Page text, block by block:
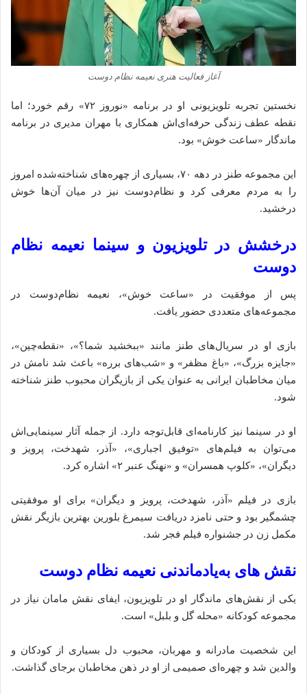
آغاز فعالیت هنری نعیمه نظام دوست
نخستین تجربه تلویزیونی او در برنامه «نوروز ۷۲» رقم خورد؛ اما
نقطه عطف زندگی حرفه‌ای‌اش همکاری با مهران مدیری در برنامه
ماندگار «ساعت خوش» بود.
این مجموعه طنز در دهه ۷۰، بسیاری از چهره‌های شناخته‌شده امروز
را به مردم معرفی کرد و نظام‌دوست نیز در میان آن‌ها خوش
درخشید.
درخشش در تلویزیون و سینما نعیمه نظام
دوست
پس از موفقیت در «ساعت خوش»، نعیمه نظام‌دوست در
مجموعه‌های متعددی حضور یافت.
بازی او در سریال‌های طنز مانند «ببخشید شما؟»، «نقطه‌چین»،
«جایزه بزرگ»، «باغ مظفر» و «شب‌های برره» باعث شد نامش در
میان مخاطبان ایرانی به عنوان یکی از بازیگران محبوب طنز شناخته
شود.
او در سینما نیز کارنامه‌ای قابل‌توجه دارد. از جمله آثار سینمایی‌اش
می‌توان به فیلم‌های «توفیق اجباری»، «آذر، شهدخت، پرویز و
دیگران»، «کلوپ همسران» و «نهنگ عنبر ۲» اشاره کرد.
بازی در فیلم «آذر، شهدخت، پرویز و دیگران» برای او موفقیتی
چشمگیر بود و حتی نامزد دریافت سیمرغ بلورین بهترین بازیگر نقش
مکمل زن در جشنواره فیلم فجر شد.
نقش‌ های به‌یادماندنی نعیمه نظام دوست
یکی از نقش‌های ماندگار او در تلویزیون، ایفای نقش مامان نیاز در
مجموعه کودکانه «محله گل و بلبل» است.
این شخصیت مادرانه و مهربان، محبوب دل بسیاری از کودکان و
والدین شد و چهره‌ای صمیمی از او در ذهن مخاطبان برجای گذاشت.